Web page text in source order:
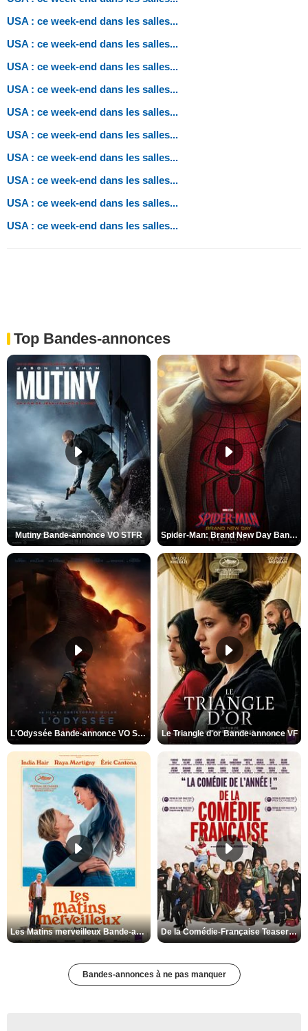
USA : ce week-end dans les salles...
USA : ce week-end dans les salles...
USA : ce week-end dans les salles...
USA : ce week-end dans les salles...
USA : ce week-end dans les salles...
USA : ce week-end dans les salles...
USA : ce week-end dans les salles...
USA : ce week-end dans les salles...
USA : ce week-end dans les salles...
USA : ce week-end dans les salles...
Top Bandes-annonces
Mutiny Bande-annonce VO STFR Spider-Man: Brand New Day Bande-annonce VO STFR
L'Odyssée Bande-annonce VO STFR Le Triangle d'or Bande-annonce VF
Les Matins merveilleux Bande-annonce VF De la Comédie-Française Teaser VF
Bandes-annonces à ne pas manquer